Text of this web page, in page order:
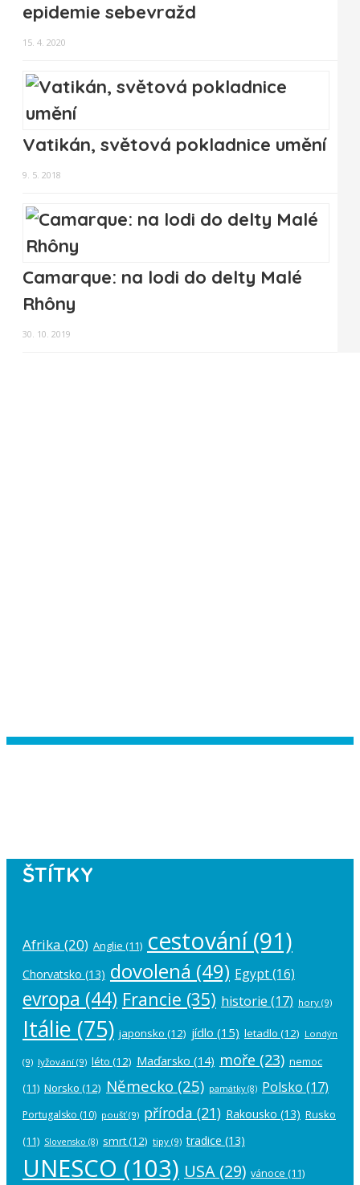
epidemie sebevražd
15. 4. 2020
Vatikán, světová pokladnice umění
9. 5. 2018
Camarque: na lodi do delty Malé
Rhôny
30. 10. 2019
ŠTÍTKY
Afrika (20) Anglie (11) cestování(91)
Chorvatsko (13) dovolená (49) Egypt(16)
evropa (44) Francie (35) historie (17) hory (9)
Itálie (75) japonsko (12) jídlo (15) letadlo (12) Londýn
(9) lyžování (9) léto (12) Maďarsko (14) moře (23) nemoc
(11) Norsko (12) Německo (25) památky(8) Polsko (17)
Portugalsko (10) poušť(9) příroda (21) Rakousko (13) Rusko
(11) Slovensko (8) smrt(12) tipy (9) tradice (13)
UNESCO (103) USA (29) vánoce (11)